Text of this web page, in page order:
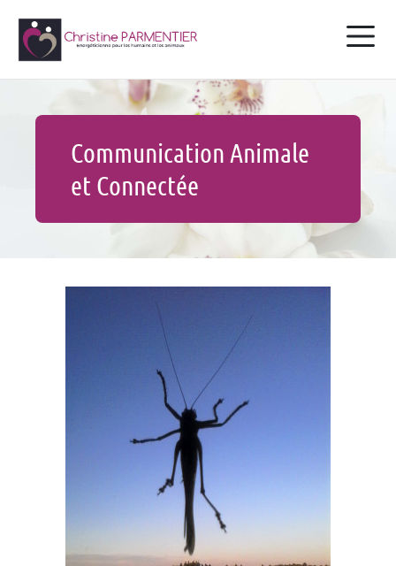
Communication Animale
et Connectée